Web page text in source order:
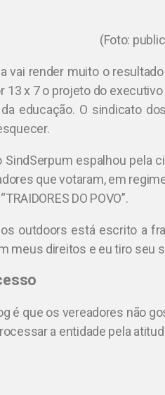
(Foto:
vai render muito o
13 x 7 o projeto do
educação. O sindicato
SindSerpum espalhou pela
que votaram, em
DO POVO”.
outdoors está escrito a
meus direitos e eu tiro seu
é que os vereadores não
a entidade pela